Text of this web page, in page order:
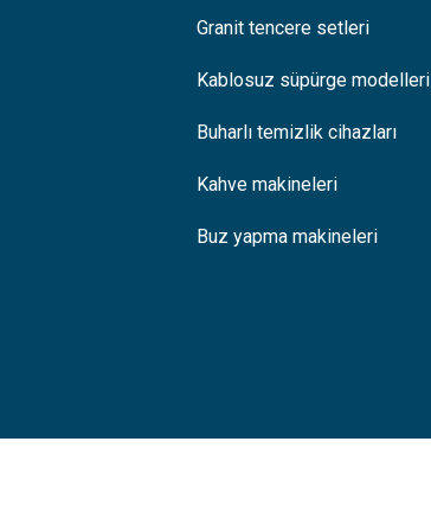
Granit tencere setleri
Kablosuz süpürge modelleri
Buharlı temizlik cihazları
Kahve makineleri
Buz yapma makineleri